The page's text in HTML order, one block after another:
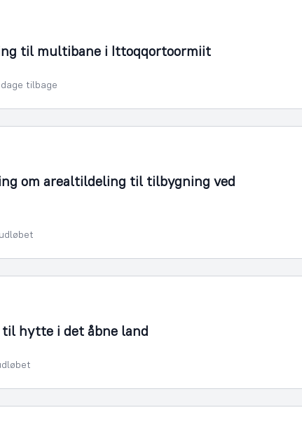
til multibane i Ittoqqortoormiit
tilbage
om arealtildeling til tilbygning ved
hytte i det åbne land